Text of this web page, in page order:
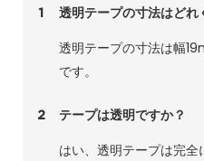
1 透明テープの寸法はどれ
透明テープの寸法は幅
です。
2 テープは透明ですか？
はい、透明テープは完